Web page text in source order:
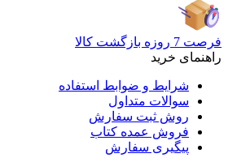
فرصت 7 روزه بازگشت کالا
راهنمای خرید
شرایط و ضوابط استفاده
سوالات متداول
روش ثبت سفارش
فروش عمده کتاب
پیگیری سفارش